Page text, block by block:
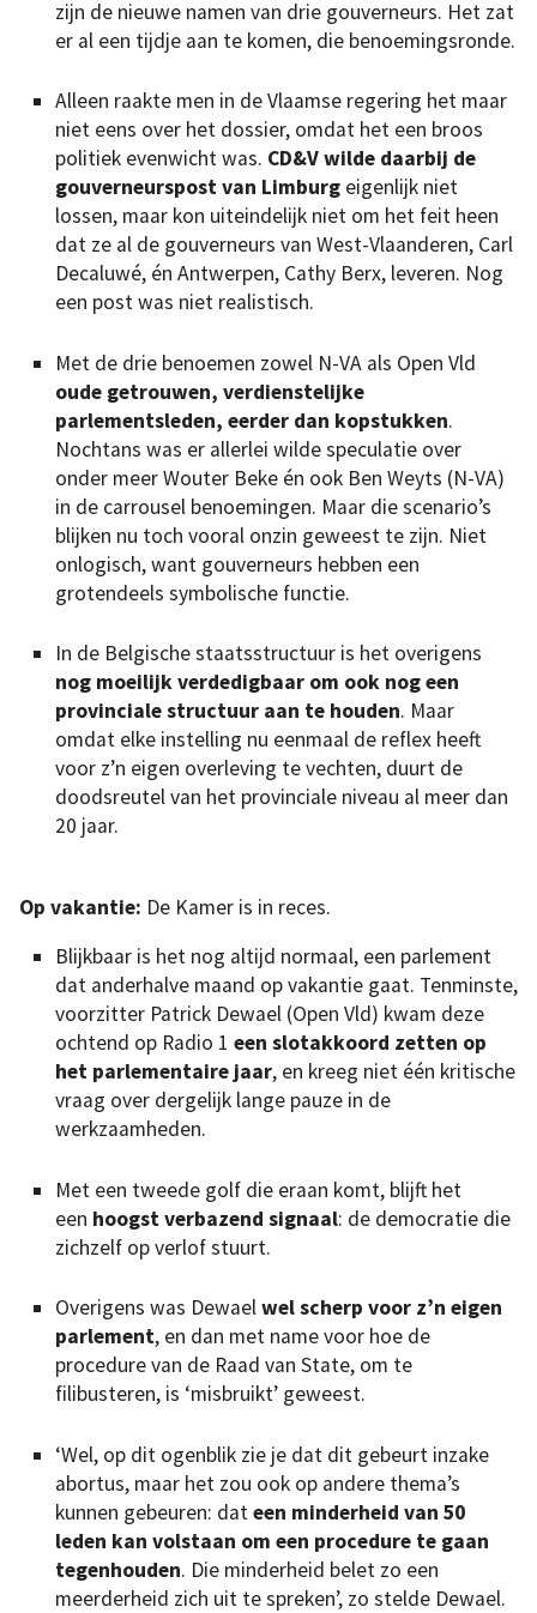
zijn de nieuwe namen van drie gouverneurs. Het zat
er al een tijdje aan te komen, die benoemingsronde.
Alleen raakte men in de Vlaamse regering het maar
niet eens over het dossier, omdat het een broos
politiek evenwicht was. CD&V wilde daarbij de
gouverneurspost van Limburg eigenlijk niet
lossen, maar kon uiteindelijk niet om het feit heen
dat ze al de gouverneurs van West-Vlaanderen, Carl
Decaluwé, én Antwerpen, Cathy Berx, leveren. Nog
een post was niet realistisch.
Met de drie benoemen zowel N-VA als Open Vld
oude getrouwen, verdienstelijke
parlementsleden, eerder dan kopstukken.
Nochtans was er allerlei wilde speculatie over
onder meer Wouter Beke én ook Ben Weyts (N-VA)
in de carrousel benoemingen. Maar die scenario’s
blijken nu toch vooral onzin geweest te zijn. Niet
onlogisch, want gouverneurs hebben een
grotendeels symbolische functie.
In de Belgische staatsstructuur is het overigens
nog moeilijk verdedigbaar om ook nog een
provinciale structuur aan te houden. Maar
omdat elke instelling nu eenmaal de reflex heeft
voor z’n eigen overleving te vechten, duurt de
doodsreutel van het provinciale niveau al meer dan
20 jaar.
Op vakantie: De Kamer is in reces.
Blijkbaar is het nog altijd normaal, een parlement
dat anderhalve maand op vakantie gaat. Tenminste,
voorzitter Patrick Dewael (Open Vld) kwam deze
ochtend op Radio 1 een slotakkoord zetten op
het parlementaire jaar, en kreeg niet één kritische
vraag over dergelijk lange pauze in de
werkzaamheden.
Met een tweede golf die eraan komt, blijft het
een hoogst verbazend signaal: de democratie die
zichzelf op verlof stuurt.
Overigens was Dewaelwel scherp voor z’n eigen
parlement, en dan met name voor hoe de
procedure van de Raad van State, om te
filibusteren, is ‘misbruikt’ geweest.
‘Wel, op dit ogenblik zie je dat dit gebeurt inzake
abortus, maar het zou ook op andere thema’s
kunnen gebeuren: dateen minderheid van 50
leden kan volstaan om een procedure te gaan
tegenhouden. Die minderheid belet zo een
meerderheid zich uit te spreken’, zo stelde Dewael.